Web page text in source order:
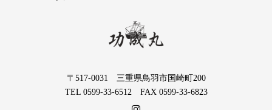
〒517-0031 三重県鳥羽市国崎町200
TEL 0599-33-6512 FAX 0599-33-6823